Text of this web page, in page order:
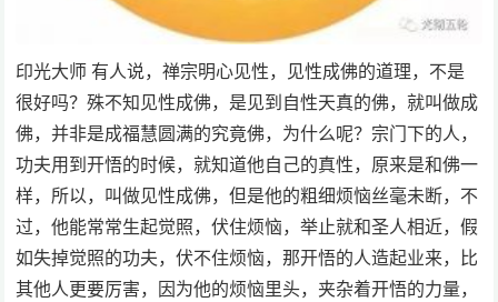
印光大师 有人说，禅宗明心见性，见性成佛的道理，不是
很好吗？殊不知见性成佛，是见到自性天真的佛，就叫做成
佛，并非是成福慧圆满的究竟佛，为什么呢？宗门下的人，
功夫用到开悟的时候，就知道他自己的真性，原来是和佛一
样，所以，叫做见性成佛，但是他的粗细烦恼丝毫未断，不
过，他能常常生起觉照，伏住烦恼，举止就和圣人相近，假
如失掉觉照的功夫，伏不住烦恼，那开悟的人造起业来，比
其他人更要厉害，因为他的烦恼里头，夹杂着开悟的力量，